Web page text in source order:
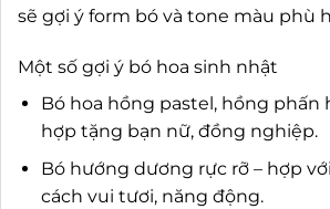
sẽ gợi ý form bó và tone màu phù
Một số gợi ý bó hoa sinh nhật
Bó hoa hồng pastel, hồng phấn
hợp tặng bạn nữ, đồng nghiệp.
Bó hướng dương rực rỡ – hợp
cách vui tươi, năng động.